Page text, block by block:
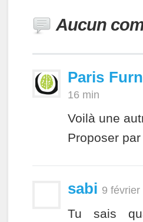
Aucun
Paris
16 min
Voilà une
Proposer
sabi 9
Tu sais